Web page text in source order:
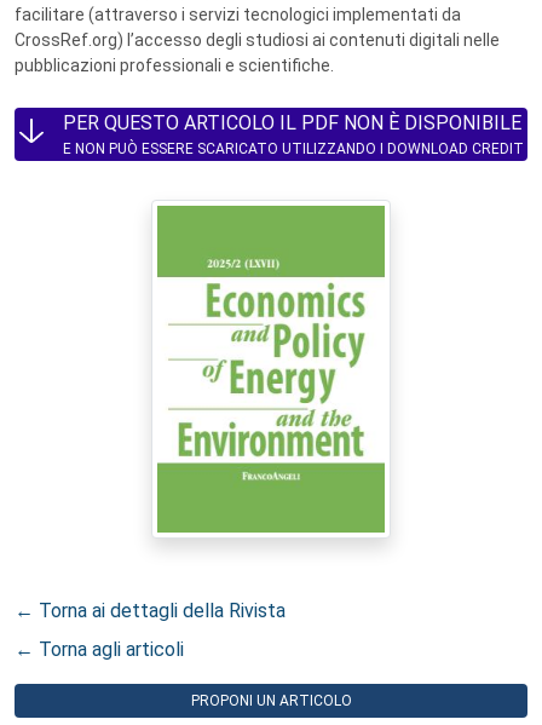
facilitare (attraverso i servizi tecnologici implementati da
CrossRef.org) l’accesso degli studiosi ai contenuti digitali nelle
pubblicazioni professionali e scientifiche.
PER QUESTO ARTICOLO IL PDF NON È DISPONIBILE
E NON PUÒ ESSERE SCARICATO UTILIZZANDO I DOWNLOAD CREDIT
← Torna ai dettagli della Rivista
← Torna agli articoli
PROPONI UN ARTICOLO